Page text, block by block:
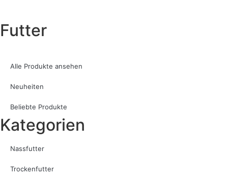
Futter
Alle Produkte ansehen
Neuheiten
Beliebte Produkte
Kategorien
Nassfutter
Trockenfutter